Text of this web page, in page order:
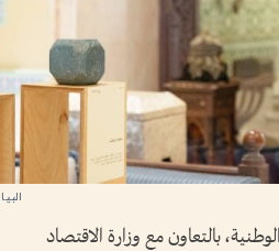
بالتعاون مع وزارة الاقتصاد